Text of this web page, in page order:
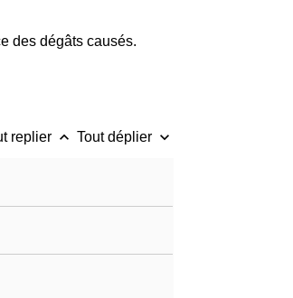
des dégâts causés.
replier keyboard_arrow_up Tout déplier keyboard_arrow_down